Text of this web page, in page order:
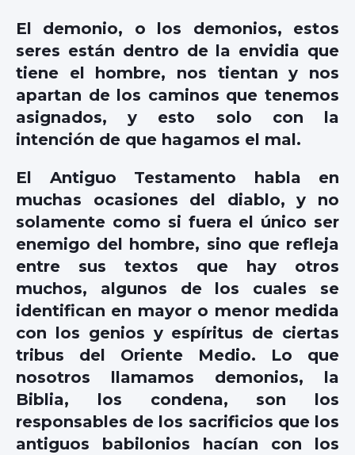
El demonio, o los demonios, estos
seres están dentro de la envidia que
tiene el hombre, nos tientan y nos
apartan de los caminos que tenemos
asignados, y esto solo con la
intención de que hagamos el mal.
El Antiguo Testamento habla en
muchas ocasiones del diablo, y no
solamente como si fuera el único ser
enemigo del hombre, sino que refleja
entre sus textos que hay otros
muchos, algunos de los cuales se
identifican en mayor o menor medida
con los genios y espíritus de ciertas
tribus del Oriente Medio. Lo que
nosotros llamamos demonios, la
Biblia, los condena, son los
responsables de los sacrificios que los
antiguos babilonios hacían con los